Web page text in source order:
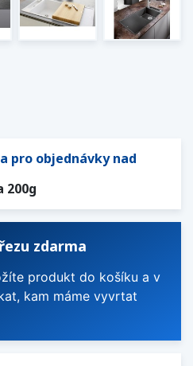
pro objednávky nad
200g
zdarma
produkt do košíku a v
kam máme vyvrtat